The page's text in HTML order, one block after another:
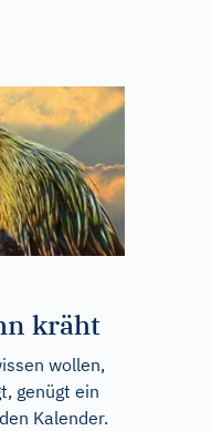
kräht
wollen,
genügt ein
Kalender.